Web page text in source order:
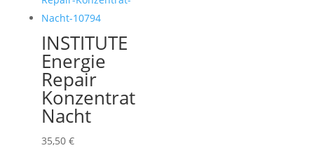
INSTITUTE
Energie
Repair
Konzentrat
Nacht
35,50 €